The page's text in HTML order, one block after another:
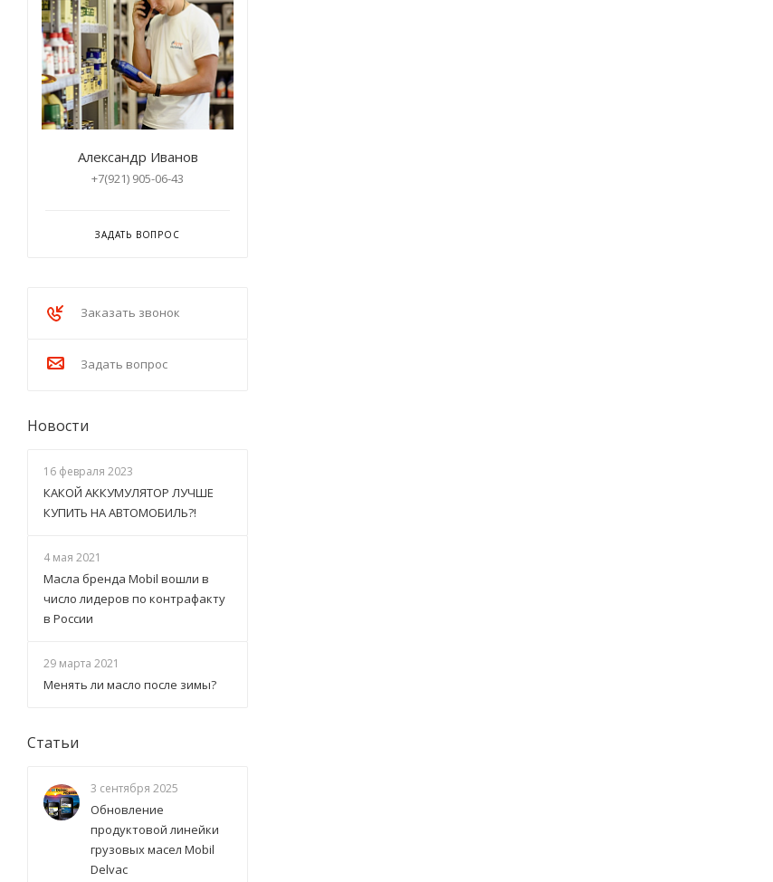
Александр Иванов
+7(921) 905-06-43
ЗАДАТЬ ВОПРОС
Заказать звонок
Задать вопрос
Новости
16 февраля 2023
КАКОЙ АККУМУЛЯТОР ЛУЧШЕ
КУПИТЬ НА АВТОМОБИЛЬ?!
4 мая 2021
Масла бренда Mobil вошли в
число лидеров по контрафакту
в России
29 марта 2021
Менять ли масло после зимы?
Статьи
3 сентября 2025
Обновление
продуктовой линейки
грузовых масел Mobil
Delvac